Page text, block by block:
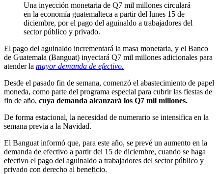
Una inyección monetaria de Q7 mil millones circulará
en la economía guatemalteca a partir del lunes 15 de
diciembre, por el pago del aguinaldo a trabajadores del
sector público y privado.
El pago del aguinaldo incrementará la masa monetaria, y el Banco
de Guatemala (Banguat) inyectará Q7 mil millones adicionales para
atender la mayor demanda de efectivo.
Desde el pasado fin de semana, comenzó el abastecimiento de papel
moneda, como parte del programa especial para cubrir las fiestas de
fin de año, cuya demanda alcanzará los Q7 mil millones.
De forma estacional, la necesidad de numerario se intensifica en la
semana previa a la Navidad.
El Banguat informó que, para este año, se prevé un aumento en la
demanda de efectivo a partir del 15 de diciembre, cuando se haga
efectivo el pago del aguinaldo a trabajadores del sector público y
privado con derecho al beneficio.